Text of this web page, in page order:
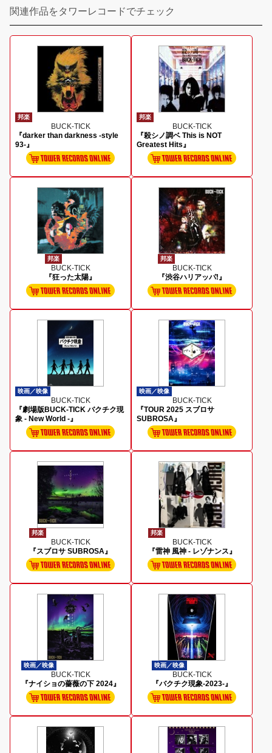
関連作品をタワーレコードでチェック
邦楽
BUCK-TICK
『darker than darkness -style
93-』
邦楽
BUCK-TICK
『殺シノ調ベ This is NOT
Greatest Hits』
邦楽
BUCK-TICK
『狂った太陽』
邦楽
BUCK-TICK
『渋谷ハリアッパ!』
映画／映像
BUCK-TICK
『劇場版BUCK-TICK バクチク現
象 - New World -』
映画／映像
BUCK-TICK
『TOUR 2025 スブロサ
SUBROSA』
邦楽
BUCK-TICK
『スブロサ SUBROSA』
邦楽
BUCK-TICK
『雷神 風神 - レゾナンス』
映画／映像
BUCK-TICK
『ナイショの薔薇の下 2024』
映画／映像
BUCK-TICK
『バクチク現象-2023-』